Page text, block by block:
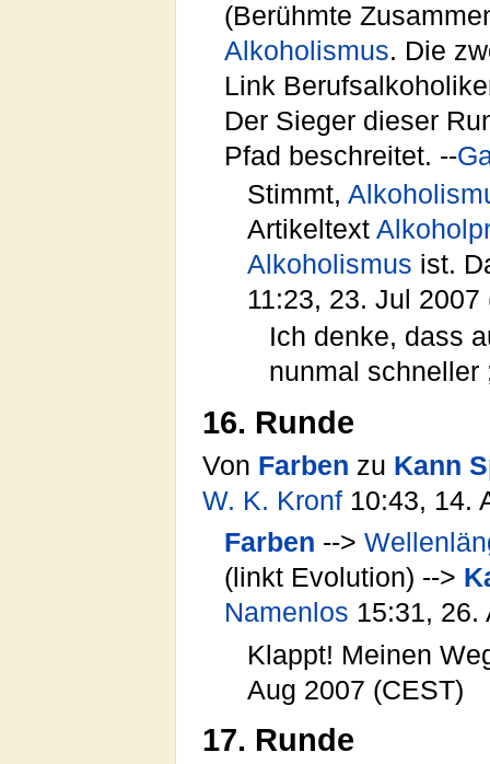
(Berühmte
Alkoholismus. Die
Link
Der Sieger dieser
Pfad beschreitet. --
Stimmt,
Artikeltext
Alkoholismus ist.
11:23, 23. Jul 2007
Ich denke, dass
nunmal schneller
16. Runde
Von Farben zu Kann
W. K. Kronf 10:43, 14.
Farben -->
(linkt Evolution) -->
Namenlos 15:31, 26.
Klappt! Meinen
Aug 2007 (CEST)
17. Runde